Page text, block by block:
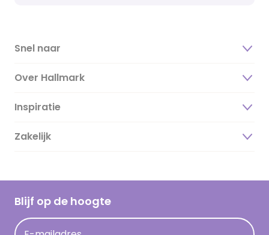
Snel naar
Over Hallmark
Over ons
Duurzaamheid
Hallmark Kaartclub
Acties
Inspiratie
Magazine
Cadeau inspiratie
Kaartinspiratie
Zakelijk
Blijf op de hoogte